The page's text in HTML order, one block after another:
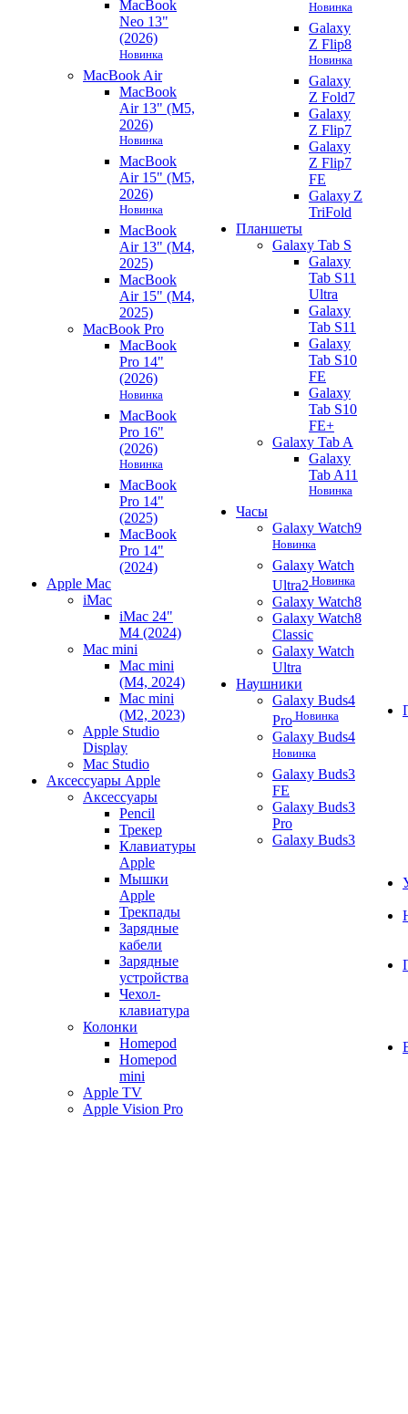
MacBook
Neo 13"
(2026)
Новинка
MacBook Air
MacBook
Air 13" (M5,
2026)
Новинка
MacBook
Air 15" (M5,
2026)
Новинка
MacBook
Air 13" (M4,
2025)
MacBook
Air 15" (M4,
2025)
MacBook Pro
MacBook
Pro 14"
(2026)
Новинка
MacBook
Pro 16"
(2026)
Новинка
MacBook
Pro 14"
(2025)
MacBook
Pro 14"
(2024)
Apple Mac
iMac
iMac 24"
M4 (2024)
Mac mini
Mac mini
(M4, 2024)
Mac mini
(M2, 2023)
Apple Studio
Display
Mac Studio
Аксессуары Apple
Аксессуары
Pencil
Трекер
Клавиатуры
Apple
Мышки
Apple
Трекпады
Зарядные
кабели
Зарядные
устройства
Чехол-
клавиатура
Колонки
Homepod
Homepod
mini
Apple TV
Apple Vision Pro
Новинка
Galaxy
Z Flip8
Новинка
Galaxy
Z Fold7
Galaxy
Z Flip7
Galaxy
Z Flip7
FE
Galaxy Z
TriFold
Планшеты
Galaxy Tab S
Galaxy
Tab S11
Ultra
Galaxy
Tab S11
Galaxy
Tab S10
FE
Galaxy
Tab S10
FE+
Galaxy Tab A
Galaxy
Tab A11
Новинка
Часы
Galaxy Watch9
Новинка
Galaxy Watch
Ultra2 Новинка
Galaxy Watch8
Galaxy Watch8
Classic
Galaxy Watch
Ultra
Наушники
Galaxy Buds4
Pro Новинка
Galaxy Buds4
Новинка
Galaxy Buds3
FE
Galaxy Buds3
Pro
Galaxy Buds3